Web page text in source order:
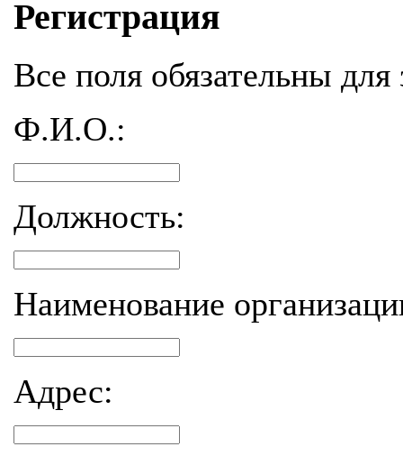
Регистрация
Все поля обязательны для
Ф.И.О.:
Должность:
Наименование
Адрес: